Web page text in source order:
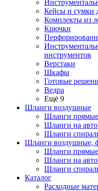
Кейсы и сумки
Комплекты из
Крючки
инструментов
Верстаки
Шкафы
Готовые
Ведра
Ещё 9
Шланги воздушные
Шланги прямые
Шланги на
Шланги
Шланги воздушные,
Шланги прямые
Шланги на
Шланги
Каталог
Расходные